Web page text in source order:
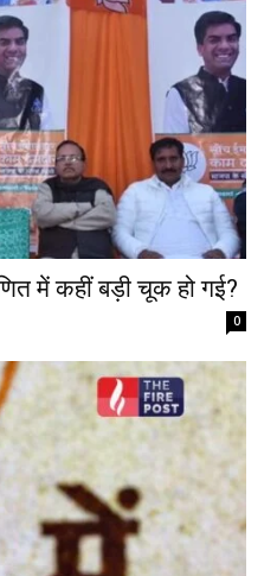
में कहीं बड़ी चूक हो गई?
0